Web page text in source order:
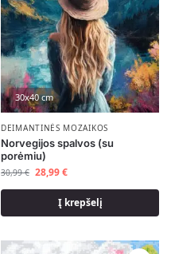
30x40 cm
DEIMANTINĖS MOZAIKOS
Norvegijos spalvos (su
porėmiu)
30,99€ 28,99€
Į krepšelį